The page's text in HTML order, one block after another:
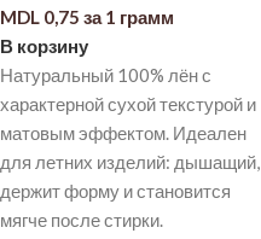
MDL 0,75 за 1 грамм
В корзину
Натуральный 100% лён с
характерной сухой текстурой и
матовым эффектом. Идеален
для летних изделий: дышащий,
держит форму и становится
мягче после стирки.